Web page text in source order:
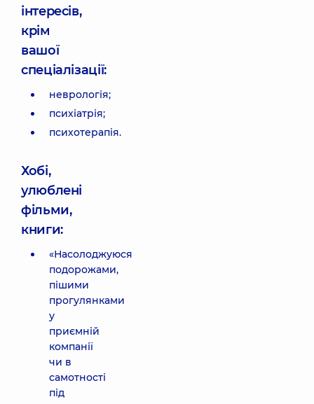
інтересів,
крім
вашої
спеціалізації:
неврологія;
психіатрія;
психотерапія.
Хобі,
улюблені
фільми,
книги:
«Насолоджуюся
подорожами,
пішими
прогулянками
у
приємній
компанії
чи в
самотності
під